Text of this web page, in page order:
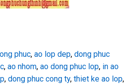
phuc, ao lop dep, dong phuc
, ao nhom, ao dong phuc lop, in ao
, dong phuc cong ty, thiet ke ao lop,